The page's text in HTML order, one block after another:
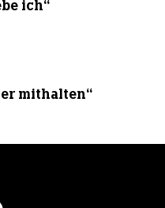
ich“
mithalten“